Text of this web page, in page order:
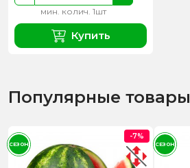
мин. колич. 1шт
Купить
Популярные товары
-7%
СЕЗОН СЕЗОН